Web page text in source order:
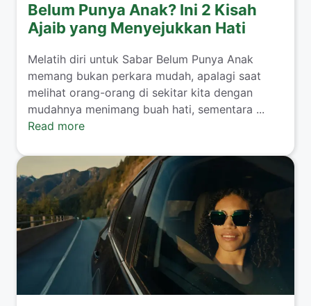
Belum Punya Anak? Ini 2 Kisah
Ajaib yang Menyejukkan Hati
​Melatih diri untuk Sabar Belum Punya Anak
memang bukan perkara mudah, apalagi saat
melihat orang-orang di sekitar kita dengan
mudahnya menimang buah hati, sementara ...
Read more